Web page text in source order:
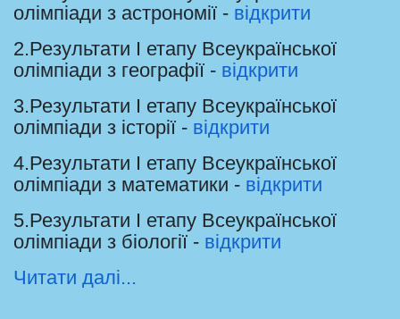
олімпіади з астрономії - відкрити
2.Результати І етапу Всеукраїнської
олімпіади з географії - відкрити
3.Результати І етапу Всеукраїнської
олімпіади з історії - відкрити
4.Результати І етапу Всеукраїнської
олімпіади з математики - відкрити
5.Результати І етапу Всеукраїнської
олімпіади з біології - відкрити
Читати далі...